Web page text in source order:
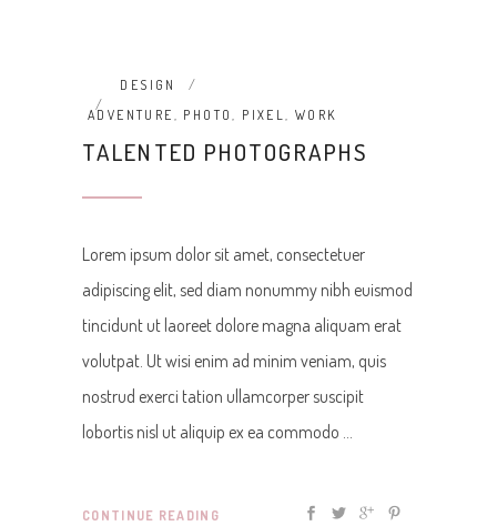
DESIGN
ADVENTURE
PHOTO PIXEL ,WORK
TALENTED PHOTOGRAPHS
Lorem ipsum dolor sit amet, consectetuer
adipiscing elit, sed diam nonummy nibh euismod
tincidunt ut laoreet dolore magna aliquam erat
volutpat. Ut wisi enim ad minim veniam, quis
nostrud exerci tation ullamcorper suscipit
lobortis nisl ut aliquip ex ea commodo
CONTINUE READING